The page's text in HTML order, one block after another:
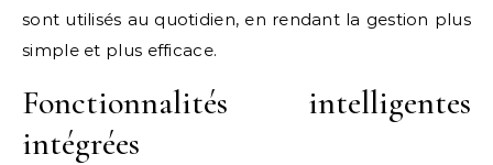
sont utilisés au quotidien, en rendant la gestion plus
simple et plus efficace.
Fonctionnalités intelligentes
intégrées